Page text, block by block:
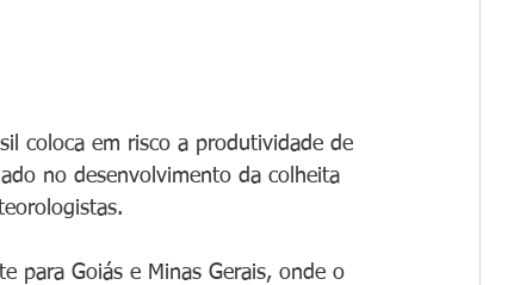
coloca em risco a produtividade de
no desenvolvimento da colheita
para Goiás e Minas Gerais, onde o